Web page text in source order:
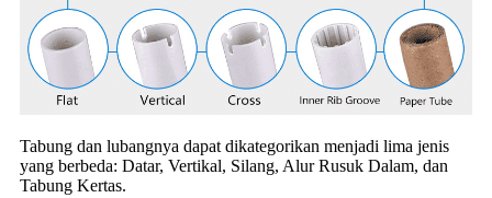
Tabung dan lubangnya dapat dikategorikan menjadi lima jenis
yang berbeda: Datar, Vertikal, Silang, Alur Rusuk Dalam, dan
Tabung Kertas.